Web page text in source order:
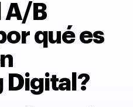
A/B
qué es
Digital?